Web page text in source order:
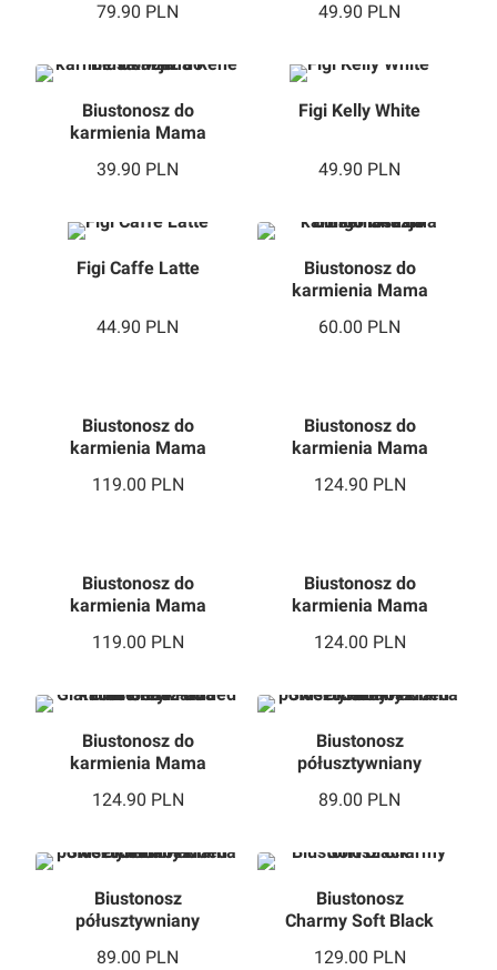
karmienia Mama
Rene Okazja
39.90PLN
Figi Kelly White
Figi Caffe Latte
karmienia Mama
Congo Okazja
60.00PLN
karmienia Mama
Grace Soft Light
119.00PLN
karmienia Mama
Flow Soft Light
124.90PLN
karmienia Mama
Flow Soft Red
119.00PLN
karmienia Mama
Sensi Light Grey
124.00PLN
karmienia Mama
Glamour Semi
124.90PLN
półusztywniany
Mama Sweet Semi
89.00 PLN
półusztywniany
Mama Sweet Semi
89.00 PLN
Charmy Soft Black
129.00PLN